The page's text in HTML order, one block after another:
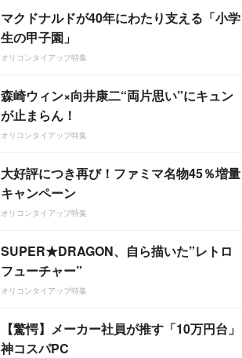
マクドナルドが40年にわたり支える「小学
生の甲子園」
オリコンタイアップ特集
森崎ウィン×向井康二“両片思い”にキュン
が止まらん！
オリコンタイアップ特集
大好評につき再び！ファミマ名物45％増量
キャンペーン
オリコンタイアップ特集
SUPER★DRAGON、自ら描いた”レトロ
フューチャー”
オリコンタイアップ特集
【驚愕】メーカー社員が推す「10万円台」
神コスパPC